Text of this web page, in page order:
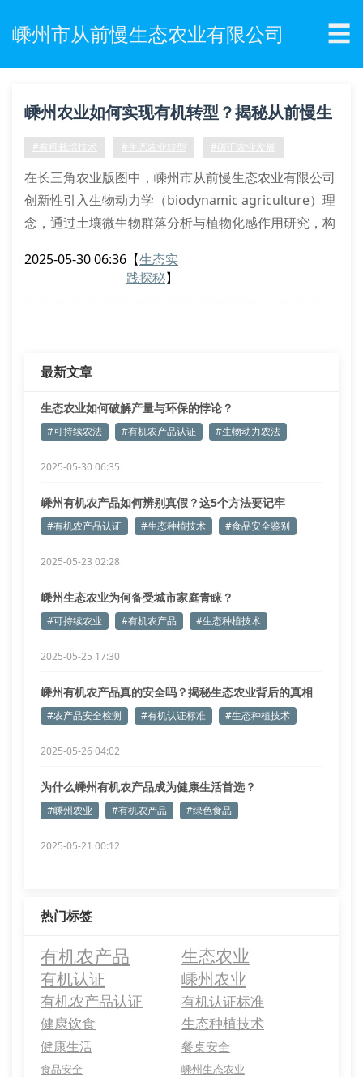
嵊州市从前慢生态农业有限公司 ☰
嵊州农业如何实现有机转型？揭秘从前慢生
态的可持续模式
#有机栽培技术 #生态农业转型 #碳汇农业发展
在长三角农业版图中，嵊州市从前慢生态农业有限公司
创新性引入生物动力学（biodynamic agriculture）理
念，通过土壤微生物群落分析与植物化感作用研究，构
序技术对耕作层进行宏基因组分析，精准调控腐殖质含
量与碳氮比，使土壤有机质含量稳定在4.8g/kg以上。
2025-05-30 06:36 【生态实
践探秘】
最新文章
生态农业如何破解产量与环保的悖论？
#可持续农法 #有机农产品认证 #生物动力农法
2025-05-30 06:35
嵊州有机农产品如何辨别真假？这5个方法要记牢
#有机农产品认证 #生态种植技术 #食品安全鉴别
2025-05-23 02:28
嵊州生态农业为何备受城市家庭青睐？
#可持续农业 #有机农产品 #生态种植技术
2025-05-25 17:30
嵊州有机农产品真的安全吗？揭秘生态农业背后的真相
#农产品安全检测 #有机认证标准 #生态种植技术
2025-05-26 04:02
为什么嵊州有机农产品成为健康生活首选？
#嵊州农业 #有机农产品 #绿色食品
2025-05-21 00:12
热门标签
有机农产品 生态农业
有机认证 嵊州农业
有机农产品认证 有机认证标准
健康饮食 生态种植技术
健康生活 餐桌安全
食品安全
嵊州生态农业